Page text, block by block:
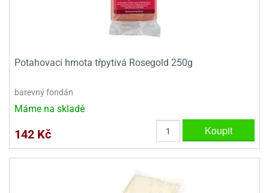
Potahovací hmota třpytivá Rosegold 250g
barevný fondán
Máme na skladě
142 Kč Koupit